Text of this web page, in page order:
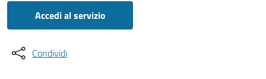
Accedi al servizio
Condividi